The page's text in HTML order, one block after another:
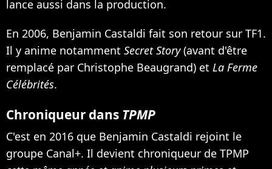
lance aussi dans la production.
En 2006, Benjamin Castaldi fait son retour sur TF1.
Il y anime notamment Secret Story(avant d'être
remplacé par Christophe Beaugrand) et La Ferme
Célébrités.
Chroniqueur dans TPMP
C'est en 2016 que Benjamin Castaldi rejoint le
groupe Canal+. Il devient chroniqueur de TPMP